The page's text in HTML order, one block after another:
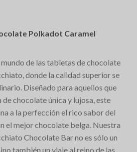
Polkadot Caramel
de las tabletas de chocolate
donde la calidad superior se
Diseñado para aquellos que
de chocolate única y lujosa, este
a la perfección el rico sabor del
el mejor chocolate belga. Nuestra
Chocolate Bar no es sólo un
también un viaje al reino de las